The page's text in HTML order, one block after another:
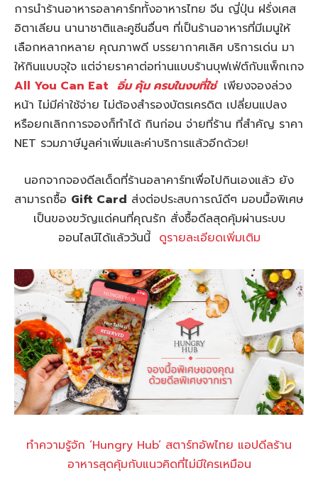
การนำร้านอาหารอลาคาร์ททั้งอาหารไทย จีน ญี่ปุ่น ฝรั่งเศส
อิตาเลียน นานาชาติและคูซีนอื่นๆ ที่เป็นร้านอาหารที่มีเมนูให้
เลือกหลากหลาย คุณภาพดี บรรยากาศเลิศ บริการเด่น มา
ให้กินแบบจุใจ แต่จ่ายราคาต่อท่านแบบร้านบุฟเฟ่ต์กับแพ็กเกจ
All You Can Eat อิ่ม คุ้ม ครบในงบที่ใช่ เพียงจองล่วง
หน้า ไม่มีค่าใช้จ่าย ไม่ต้องสำรองบัตรเครดิต เปลี่ยนแปลง
หรือยกเลิกการจองก็ทำได้ กินก่อน จ่ายที่ร้าน ที่สำคัญ ราคา
NET รวมภาษีมูลค่าเพิ่มและค่าบริการแล้วอีกด้วย!
นอกจากจองดีลเด็ดที่ร้านอลาคาร์ทเพื่อไปกินเองแล้ว ยัง
สามารถซื้อ Gift Card ส่งต่อประสบการณ์ดีๆ มอบมื้อพิเศษ
เป็นของขวัญแด่คนที่คุณรัก สั่งซื้อดีลสุดคุ้มผ่านระบบ
ออนไลน์ได้แล้ววันนี้ ดูรายละเอียดเพิ่มเติม
ทำความรู้จัก ‘Hungry Hub’ สตาร์ทอัพไทย แอปดีลร้าน
อาหารสุดคุ้มกับแนวคิดที่ไม่มีใครเหมือน